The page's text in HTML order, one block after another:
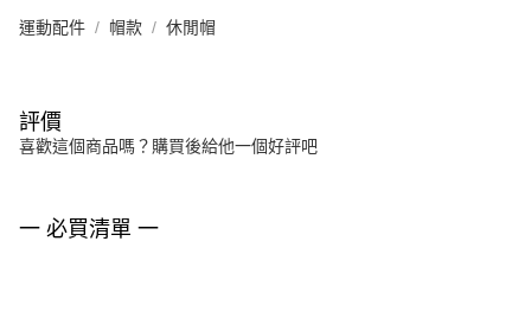
運動配件 帽款 休閒帽
評價
喜歡這個商品嗎？購買後給他一個好評吧
一 必買清單 一